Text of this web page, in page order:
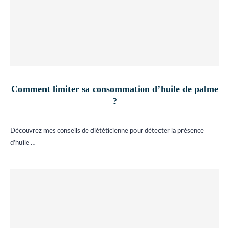
Comment limiter sa consommation d’huile de palme
?
Découvrez mes conseils de diététicienne pour détecter la présence
d’huile …